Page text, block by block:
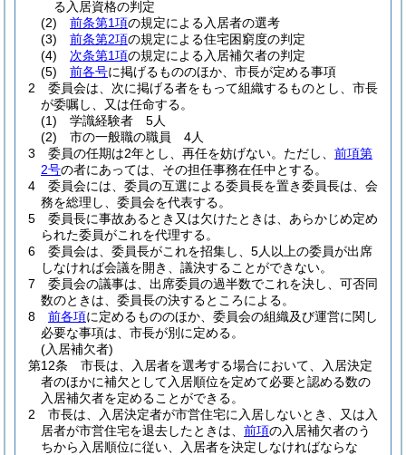
る入居資格の判定
(2)
前条第1項の規定による入居者の選考
(3)
前条第2項の規定による住宅困窮度の判定
(4)
次条第1項の規定による入居補欠者の判定
(5)
前各号に掲げるもののほか、市長が定める事項
2
委員会は、次に掲げる者をもって組織するものとし、市長
が委嘱し、又は任命する。
(1)
学識経験者 5人
(2)
市の一般職の職員 4人
3
委員の任期は2年とし、再任を妨げない。 ただし、 前項第
2号の者にあっては、その担任事務在任中とする。
4
委員会には、委員の互選による委員長を置き委員長は、会
務を総理し、委員会を代表する。
5
委員長に事故あるとき又は欠けたときは、あらかじめ定め
られた委員がこれを代理する。
6
委員会は、委員長がこれを招集し、5人以上の委員が出席
しなければ会議を開き、議決することができない。
7
委員会の議事は、出席委員の過半数でこれを決し、可否同
数のときは、委員長の決するところによる。
8
前各項に定めるもののほか、委員会の組織及び運営に関し
必要な事項は、市長が別に定める。
(入居補欠者)
第12条
市長は、入居者を選考する場合において、入居決定
者のほかに補欠として入居順位を定めて必要と認める数の
入居補欠者を定めることができる。
2
市長は、入居決定者が市営住宅に入居しないとき、又は入
居者が市営住宅を退去したときは、 前項の入居補欠者のう
ちから入居順位に従い、入居者を決定しなければならな